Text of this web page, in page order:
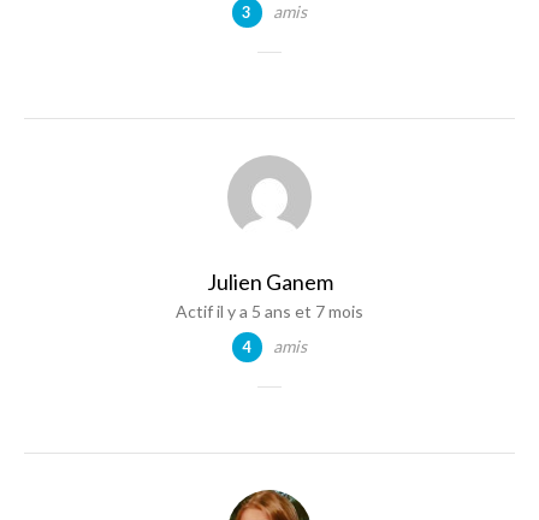
3 amis
Julien Ganem
Actif il y a 5 ans et 7 mois
4 amis